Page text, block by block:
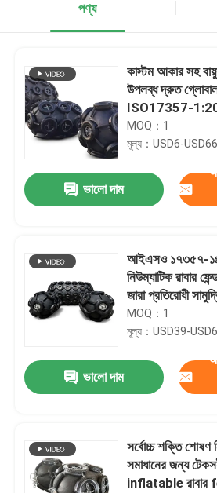
পণ্য
কাস্টম আকার সহ
উপলব্ধ দ্রুত গ্লোবাল
ISO17357-
MOQ：1
মূল্য：USD6-
ভালো দাম
আইএসও ১৭৩৫৭-
নিউম্যাটিক রাবার
জারা প্রতিরোধী
জন্য
MOQ：1
মূল্য：USD39-
ভালো দাম
সর্বোচ্চ শক্তি শোষণ
সমাধানের জন্য
inflatable রাবার